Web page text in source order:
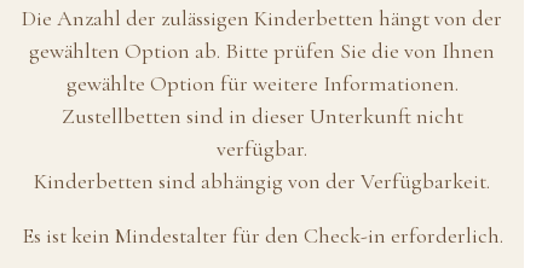
Die Anzahl der zulässigen Kinderbetten hängt von der
gewählten Option ab. Bitte prüfen Sie die von Ihnen
gewählte Option für weitere Informationen.
Zustellbetten sind in dieser Unterkunft nicht
verfügbar.
Kinderbetten sind abhängig von der Verfügbarkeit.
Es ist kein Mindestalter für den Check-in erforderlich.